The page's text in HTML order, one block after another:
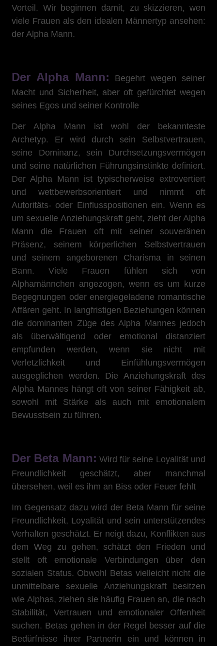
Vorteil. Wir beginnen damit, zu skizzieren, wen
viele Frauen als den idealen Männertyp ansehen:
der Alpha Mann.
Der Alpha Mann: Begehrt wegen seiner
Macht und Sicherheit, aber oft gefürchtet wegen
seines Egos und seiner Kontrolle
Der Alpha Mann ist wohl der bekannteste
Archetyp. Er wird durch sein Selbstvertrauen,
seine Dominanz, sein Durchsetzungsvermögen
und seine natürlichen Führungsinstinkte definiert.
Der Alpha Mann ist typischerweise extrovertiert
und wettbewerbsorientiert und nimmt oft
Autoritäts- oder Einflusspositionen ein. Wenn es
um sexuelle Anziehungskraft geht, zieht der Alpha
Mann die Frauen oft mit seiner souveränen
Präsenz, seinem körperlichen Selbstvertrauen
und seinem angeborenen Charisma in seinen
Bann. Viele Frauen fühlen sich von
Alphamännchen angezogen, wenn es um kurze
Begegnungen oder energiegeladene romantische
Affären geht. In langfristigen Beziehungen können
die dominanten Züge des Alpha Mannes jedoch
als überwältigend oder emotional distanziert
empfunden werden, wenn sie nicht mit
Verletzlichkeit und Einfühlungsvermögen
ausgeglichen werden. Die Anziehungskraft des
Alpha Mannes hängt oft von seiner Fähigkeit ab,
sowohl mit Stärke als auch mit emotionalem
Bewusstsein zu führen.
Der Beta Mann: Wird für seine Loyalität und
Freundlichkeit geschätzt, aber manchmal
übersehen, weil es ihm an Biss oder Feuer fehlt
Im Gegensatz dazu wird der Beta Mann für seine
Freundlichkeit, Loyalität und sein unterstützendes
Verhalten geschätzt. Er neigt dazu, Konflikten aus
dem Weg zu gehen, schätzt den Frieden und
stellt oft emotionale Verbindungen über den
sozialen Status. Obwohl Betas vielleicht nicht die
unmittelbare sexuelle Anziehungskraft besitzen
wie Alphas, ziehen sie häufig Frauen an, die nach
Stabilität, Vertrauen und emotionaler Offenheit
suchen. Betas gehen in der Regel besser auf die
Bedürfnisse ihrer Partnerin ein und können in